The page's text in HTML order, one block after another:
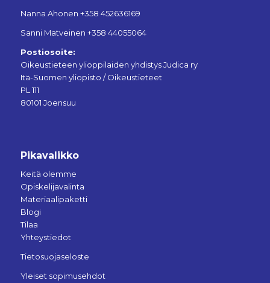
Nanna Ahonen +358 452636169
Sanni Matveinen +358 44055064
Postiosoite:
Oikeustieteen ylioppilaiden yhdistys Judica ry
Itä-Suomen yliopisto / Oikeustieteet
PL 111
80101 Joensuu
Pikavalikko
Keitä olemme
Opiskelijavalinta
Materiaalipaketti
Blogi
Tilaa
Yhteystiedot
Tietosuojaseloste
Yleiset sopimusehdot